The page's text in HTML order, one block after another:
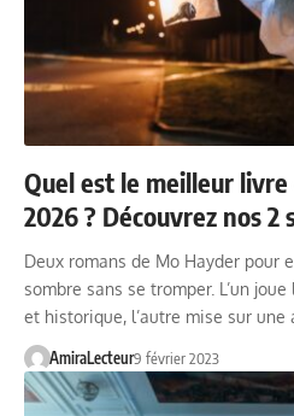
Quel est le meilleur
2026 ? Découvrez nos 2
Deux romans de Mo Hayder pour
sombre sans se tromper. L’un
et historique, l’autre mise sur une
AmiraLecteur9 février 2023